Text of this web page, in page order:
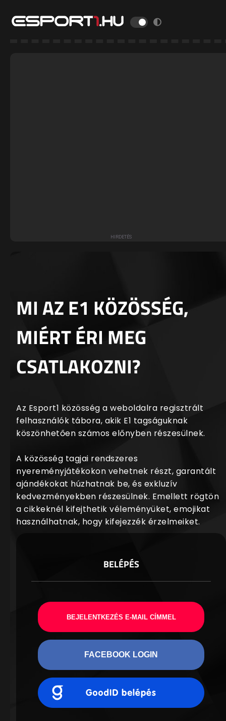
MI AZ E1 KÖZÖSSÉG,
MIÉRT ÉRI MEG
CSATLAKOZNI?
Az Esport1 közösség a weboldalra regisztrált
felhasználók tábora, akik E1 tagságuknak
köszönhetően számos előnyben részesülnek.
A közösség tagjai rendszeres
nyereményjátékokon vehetnek részt, garantált
ajándékokat húzhatnak be, és exkluzív
kedvezményekben részesülnek. Emellett rögtön
a cikkeknél kifejthetik véleményüket, emojikat
használhatnak, hogy kifejezzék érzelmeiket.
BELÉPÉS
BEJELENTKEZÉS E-MAIL CÍMMEL
FACEBOOK LOGIN